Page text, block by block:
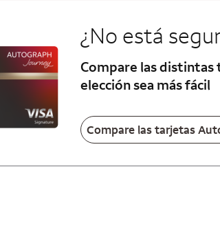
¿No está
Compare las
elección sea más fácil
Compare las tarjetas